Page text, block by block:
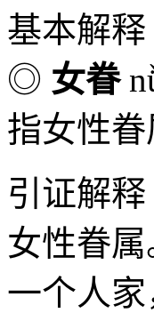
基本解释
◎ 女眷
指女性眷
引证解释
女性眷
一个人家